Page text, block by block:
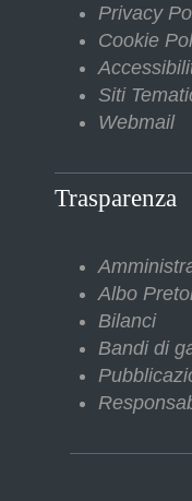
Privacy
Cookie
Siti
Webmail
Trasparenza
Albo
Bilanci
Bandi di